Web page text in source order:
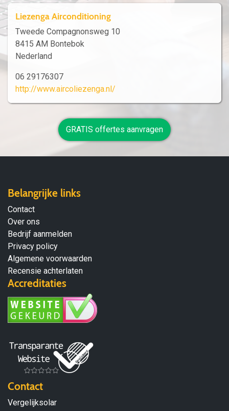
Liezenga Airconditioning
Tweede Compagnonsweg 10
8415 AM Bontebok
Nederland
06 29176307
http://www.aircoliezenga.nl/
GRATIS offertes aanvragen
Belangrijke links
Contact
Over ons
Bedrijf aanmelden
Privacy policy
Algemene voorwaarden
Recensie achterlaten
Accreditaties
Contact
Vergelijksolar